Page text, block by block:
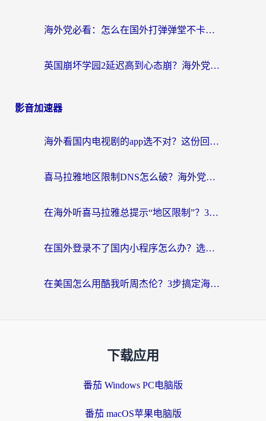
海外党必看：怎么在国外打弹弹堂不卡？番茄加速器亲测指南
英国崩坏学园2延迟高到心态崩？海外党国服游戏加速终极指南
影音加速器
海外看国内电视剧的app选不对？这份回国加速器避坑指南帮你流畅追剧
喜马拉雅地区限制DNS怎么破？海外党听国内音乐听书的终极解决方案
在海外听喜马拉雅总提示“地区限制”？3步轻松解除+听国内音乐全攻略
在国外登录不了国内小程序怎么办？选对回国加速器，轻松解锁国内资源
在美国怎么用酷我听周杰伦？3步搞定海外听歌难题
下载应用
番茄 Windows PC电脑版
番茄 macOS苹果电脑版